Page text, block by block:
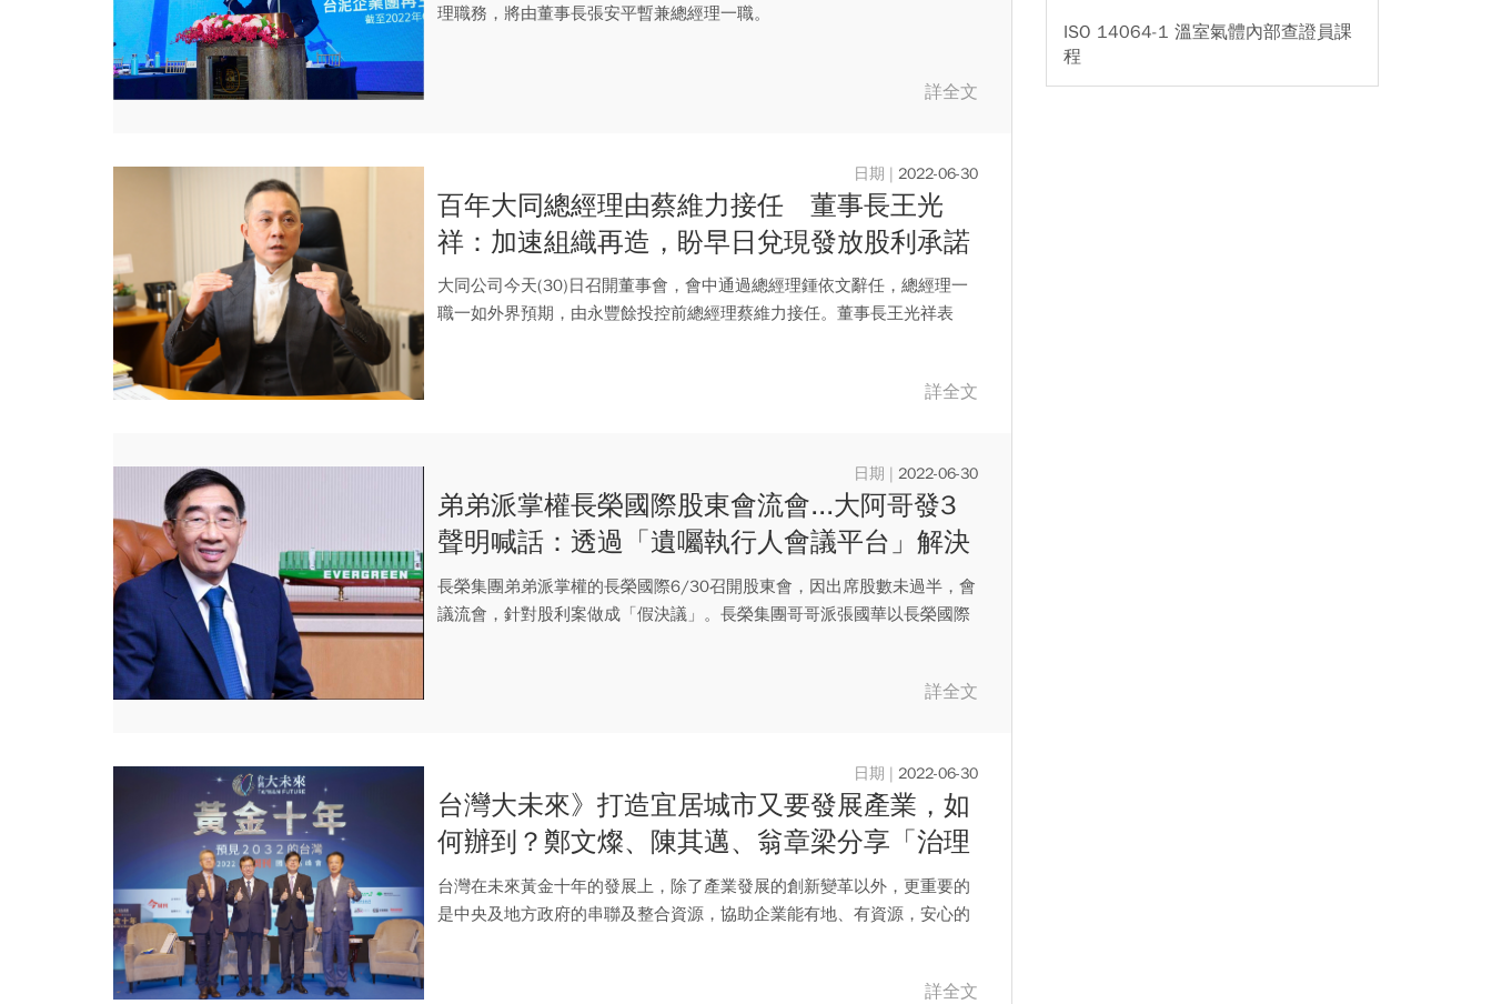
理職務，將由董事長張安平暫兼總經理一職。
詳全文
2022-06-30
百年大同總經理由蔡維力接任 董事長王光
祥：加速組織再造，盼早日兌現發放股利承諾
大同公司今天(30)日召開董事會，會中通過總經理鍾依文辭任，總經理一
職一如外界預期，由永豐餘投控前總經理蔡維力接任。董事長王光祥表
詳全文
2022-06-30
弟弟派掌權長榮國際股東會流會...大阿哥發3
聲明喊話：透過「遺囑執行人會議平台」解決
歧見
長榮集團弟弟派掌權的長榮國際6/30召開股東會，因出席股數未過半，會
議流會，針對股利案做成「假決議」。長榮集團哥哥派張國華以長榮國際
詳全文
2022-06-30
台灣大未來》打造宜居城市又要發展產業，如
何辦到？鄭文燦、陳其邁、翁章梁分享「治理
關鍵密碼」
台灣在未來黃金十年的發展上，除了產業發展的創新變革以外，更重要的
是中央及地方政府的串聯及整合資源，協助企業能有地、有資源，安心的
詳全文
ISO 14064-1 溫室氣體內部查證員課
程